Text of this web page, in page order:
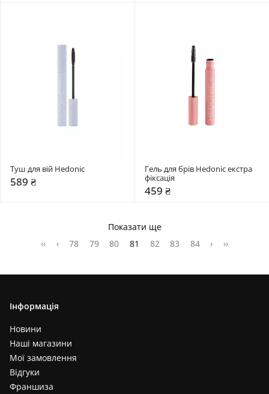
589 ₴
Гель для брів Hedonic екстра
фіксація
459 ₴
Показати ще
‹‹
‹ 78 79 80 81 82 83 84 › ››
Інформація
Новини
Наші магазини
Мої замовлення
Відгуки
Франшиза